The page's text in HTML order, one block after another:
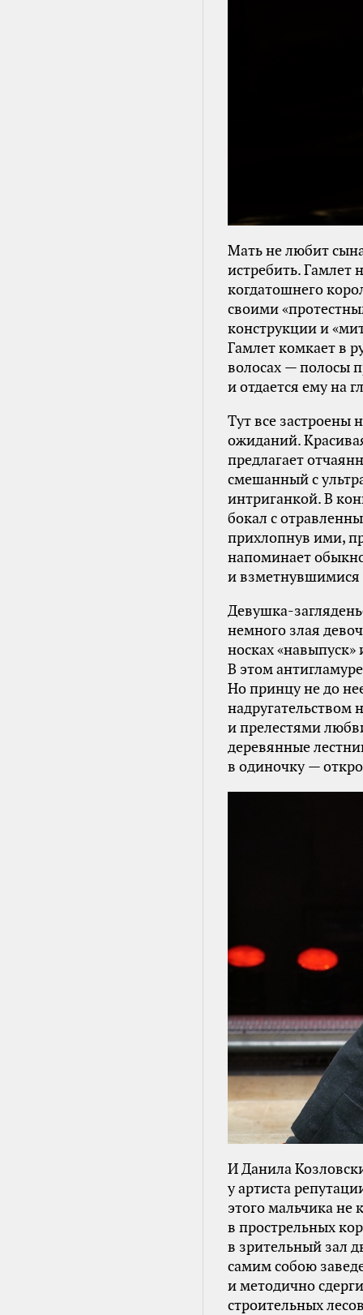
Мать не любит
истребить. Гамлет
когдатошнего
своими
конструкции и
Гамлет комкает в
волосах — полосы
и отдается ему на
Тут все застроены
ожиданий.
предлагает
смешанный с
интриганкой. В
бокал с
прихлопнув ими,
напоминает
и взметнувшимися
Девушка-
немного злая
носках
В этом
Но принцу не до
надругательством
и прелестями
деревянные
в одиночку —
И Данила
у артиста
этого мальчика не
в прострельных
в зрительный зал
самим собою
и методично
строительных